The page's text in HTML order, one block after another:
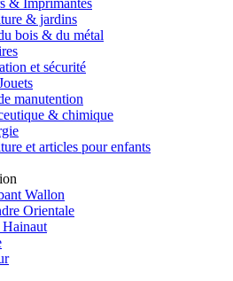
& jardins
bois & du métal
et sécurité
manutention
& chimique
et articles pour enfants
Wallon
Orientale
Hainaut